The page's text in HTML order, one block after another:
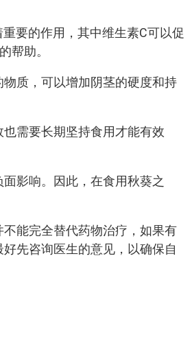
要的作用，其中维生素C可以促
帮助。
质，可以增加阴茎的硬度和持
需要长期坚持食用才能有效
影响。因此，在食用秋葵之
能完全替代药物治疗，如果有
先咨询医生的意见，以确保自